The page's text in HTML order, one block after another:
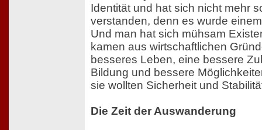
Identität und hat sich nicht mehr
verstanden, denn es wurde
Und man hat sich mühsam
kamen aus wirtschaftlichen
besseres Leben, eine bessere
Bildung und bessere
sie wollten Sicherheit und
Die Zeit der Auswanderung